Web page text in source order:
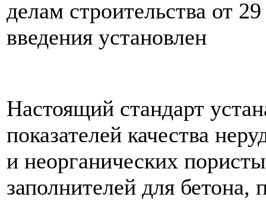
делам строи­тельства от
введения установлен
Настоящий стандарт
показателей качества
и неорганических
заполнителей для